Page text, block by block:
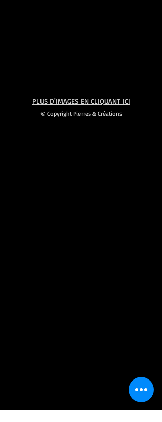
PLUS D'IMAGES EN CLIQUANT ICI
© Copyright Pierres & Créations